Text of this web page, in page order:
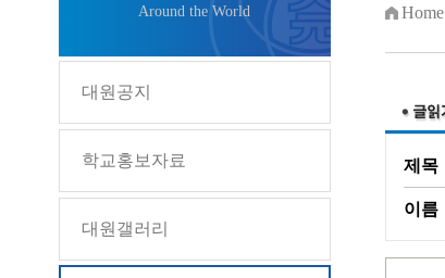
Around the World
대원공지
학교홍보자료
대원갤러리
Home
제목
이름